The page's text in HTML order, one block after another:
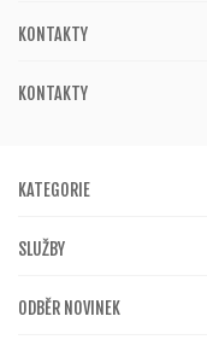
KONTAKTY
KONTAKTY
KATEGORIE
SLUŽBY
ODBĚR NOVINEK